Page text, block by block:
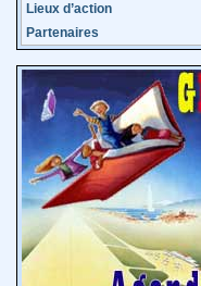
Lieux d’action
Partenaires